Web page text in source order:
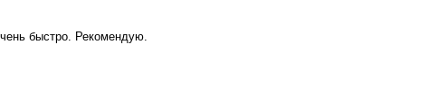
быстро. Рекомендую.